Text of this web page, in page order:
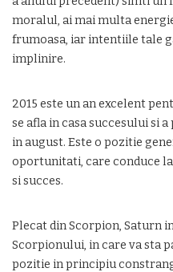
moralul, ai mai multa
frumoasa, iar intentiile tale
implinire.
2015 este un an excelent
se afla in casa succesului si
in august. Este o pozitie
oportunitati, care conduce
si succes.
Plecat din Scorpion, Saturn
Scorpionului, in care va sta
pozitie in principiu